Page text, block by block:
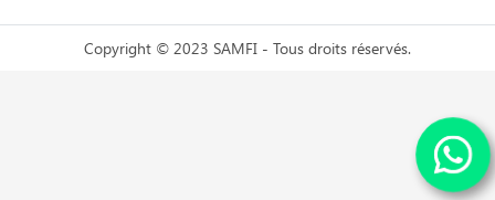
Copyright © 2023 SAMFI - Tous droits réservés.